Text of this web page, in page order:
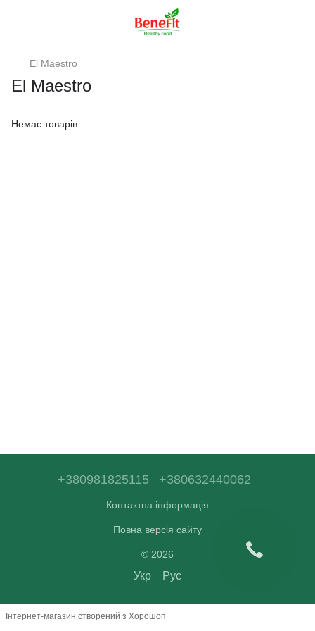
El Maestro
El Maestro
Немає товарів
+380981825115 +380632440062
Контактна інформація
Повна версія сайту
© 2026
Укр Рус
Інтернет-магазин створений з Хорошоп